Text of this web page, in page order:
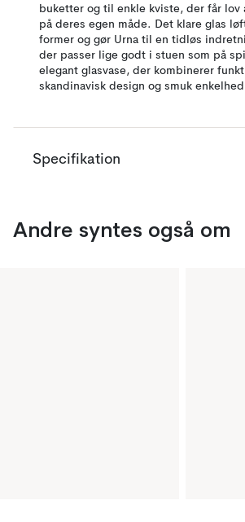
buketter og til enkle kviste, der får lov
på deres egen måde. Det klare glas
former og gør Urna til en tidløs
der passer lige godt i stuen som på
elegant glasvase, der kombinerer
skandinavisk design og smuk
Specifikation
Andre syntes også om